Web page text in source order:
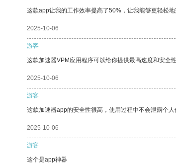
这款app让我的工作效率提高了50%，让我能够更轻松
2025-10-06
游客
这款加速器VPM应用程序可以给你提供最高速度和安全
2025-10-06
游客
这款加速器app的安全性很高，使用过程中不会泄露个人
2025-10-06
游客
这个是app神器